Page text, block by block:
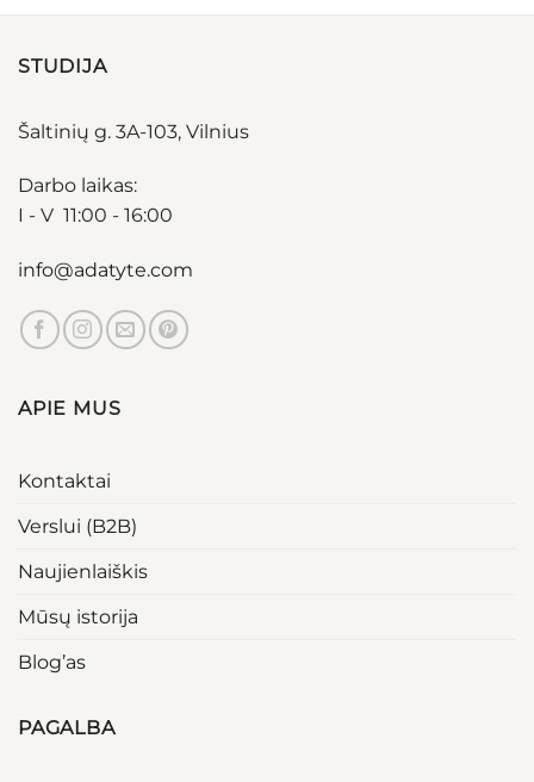
STUDIJA
Šaltinių g. 3A-103, Vilnius
Darbo laikas:
I - V 11:00 - 16:00
info@adatyte.com
APIE MUS
Kontaktai
Verslui (B2B)
Naujienlaiškis
Mūsų istorija
Blog’as
PAGALBA